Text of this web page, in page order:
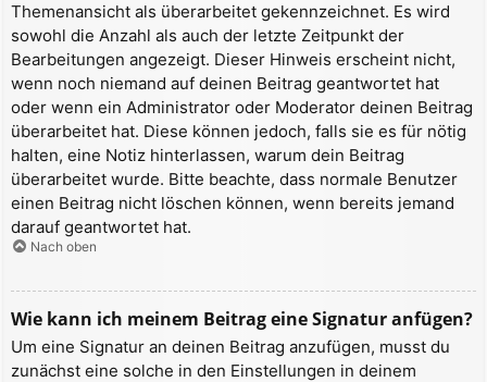
Themenansicht als überarbeitet gekennzeichnet. Es wird
sowohl die Anzahl als auch der letzte Zeitpunkt der
Bearbeitungen angezeigt. Dieser Hinweis erscheint nicht,
wenn noch niemand auf deinen Beitrag geantwortet hat
oder wenn ein Administrator oder Moderator deinen Beitrag
überarbeitet hat. Diese können jedoch, falls sie es für nötig
halten, eine Notiz hinterlassen, warum dein Beitrag
überarbeitet wurde. Bitte beachte, dass normale Benutzer
einen Beitrag nicht löschen können, wenn bereits jemand
darauf geantwortet hat.
Nach oben
Wie kann ich meinem Beitrag eine Signatur anfügen?
Um eine Signatur an deinen Beitrag anzufügen, musst du
zunächst eine solche in den Einstellungen in deinem